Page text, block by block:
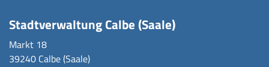
Stadtverwaltung Calbe (Saale)
Markt 18
39240 Calbe (Saale)